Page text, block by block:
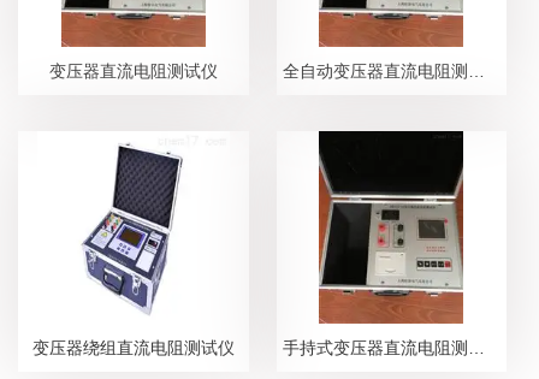
变压器直流电阻测试仪
变压器绕组直流电阻测试仪